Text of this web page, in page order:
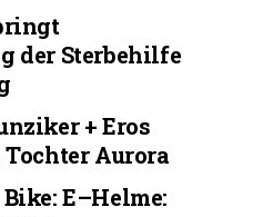
der Sterbehilfe
+ Eros
Aurora
E–Helme: